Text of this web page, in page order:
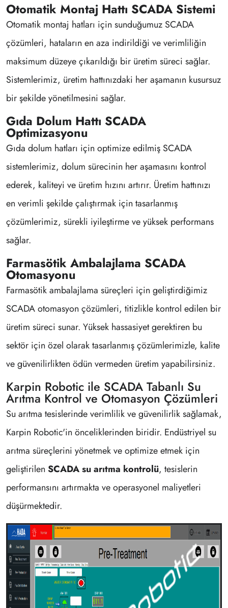
Otomatik Montaj Hattı SCADA Sistemi
Otomatik montaj hatları için sunduğumuz SCADA
çözümleri, hataların en aza indirildiği ve verimliliğin
maksimum düzeye çıkarıldığı bir üretim süreci sağlar.
Sistemlerimiz, üretim hattınızdaki her aşamanın kusursuz
bir şekilde yönetilmesini sağlar.
Gıda Dolum Hattı SCADA
Optimizasyonu
Gıda dolum hatları için optimize edilmiş SCADA
sistemlerimiz, dolum sürecinin her aşamasını kontrol
ederek, kaliteyi ve üretim hızını artırır. Üretim hattınızı
en verimli şekilde çalıştırmak için tasarlanmış
çözümlerimiz, sürekli iyileştirme ve yüksek performans
sağlar.
Farmasötik Ambalajlama SCADA
Otomasyonu
Farmasötik ambalajlama süreçleri için geliştirdiğimiz
SCADA otomasyon çözümleri, titizlikle kontrol edilen bir
üretim süreci sunar. Yüksek hassasiyet gerektiren bu
sektör için özel olarak tasarlanmış çözümlerimizle, kalite
ve güvenilirlikten ödün vermeden üretim yapabilirsiniz.
Karpin Robotic ile SCADA Tabanlı Su
Arıtma Kontrol ve Otomasyon Çözümleri
Su arıtma tesislerinde verimlilik ve güvenilirlik sağlamak,
Karpin Robotic'in önceliklerinden biridir. Endüstriyel su
arıtma süreçlerini yönetmek ve optimize etmek için
geliştirilen SCADA su arıtma kontrolü, tesislerin
performansını artırmakta ve operasyonel maliyetleri
düşürmektedir.